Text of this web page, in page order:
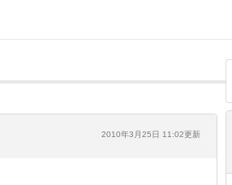
2010年3月25日 11:02更新